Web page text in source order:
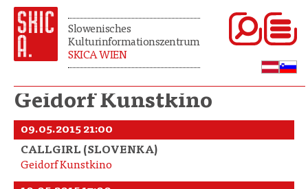
Slowenisches
Kulturinformationszentrum
SKICA WIEN
Geidorf Kunstkino
09.05.2015 21:00
CALLGIRL (SLOVENKA)
Geidorf Kunstkino